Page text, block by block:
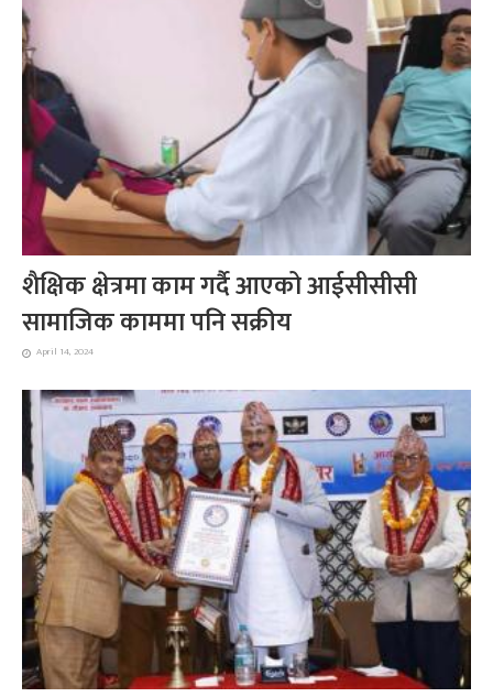
शैक्षिक क्षेत्रमा काम गर्दै आएको आईसीसीसी
सामाजिक काममा पनि सक्रीय
April 14, 2024